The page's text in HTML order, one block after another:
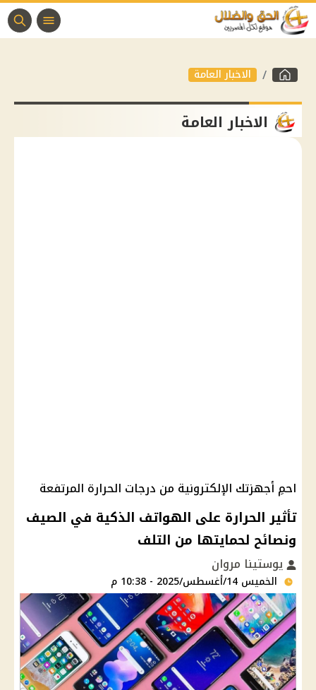
الاخبار العامة
الاخبار العامة
احمِ أجهزتك الإلكترونية من درجات الحرارة المرتفعة
تأثير الحرارة على الهواتف الذكية في الصيف
ونصائح لحمايتها من التلف
يوستينا مروان
الخميس 14/أغسطس/2025 - 10:38 م